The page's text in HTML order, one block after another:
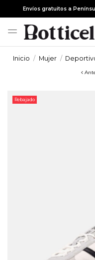
Envíos gratuitos a
Inicio Mujer
Rebajado